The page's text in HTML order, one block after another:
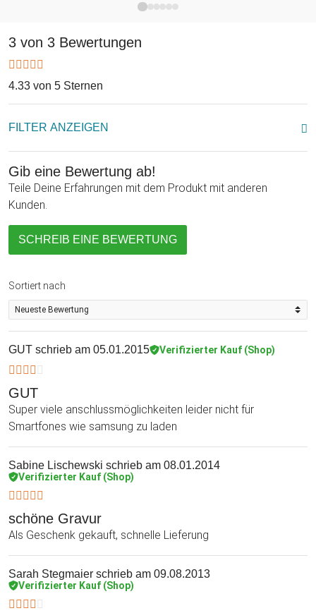
3 von 3 Bewertungen
4.33 von 5 Sternen
FILTER ANZEIGEN
Gib eine Bewertung ab!
Teile Deine Erfahrungen mit dem Produkt mit anderen
Kunden.
SCHREIB EINE BEWERTUNG
Sortiert nach
GUT schrieb am 05.01.2015 Verifizierter Kauf (Shop)
GUT
Super viele anschlussmöglichkeiten leider nicht für
Smartfones wie samsung zu laden
Sabine Lischewski schrieb am 08.01.2014
Verifizierter Kauf (Shop)
schöne Gravur
Als Geschenk gekauft, schnelle Lieferung
Sarah Stegmaier schrieb am 09.08.2013
Verifizierter Kauf (Shop)